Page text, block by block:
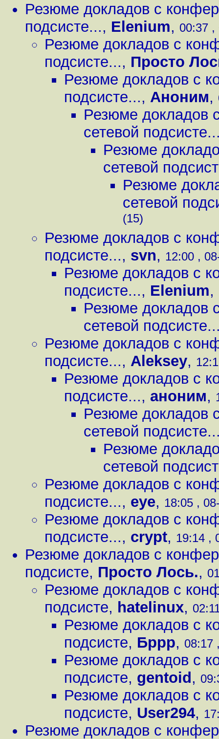
Резюме докладов с
подсисте..., Elenium, 00:37 ,
Резюме докладов с
подсисте..., Просто
Резюме докладов с
подсисте..., Аноним,
Резюме докладов
сетевой
Резюме
сетевой
Резюме
сетевой
(15)
Резюме докладов с
подсисте..., svn, 12:00 ,
Резюме докладов с
подсисте..., Elenium,
Резюме докладов
сетевой
Резюме докладов с
подсисте..., Aleksey,
Резюме докладов с
подсисте..., аноним,
Резюме докладов
сетевой
Резюме
сетевой
Резюме докладов с
подсисте..., eye, 18:05 ,
Резюме докладов с
подсисте..., crypt, 19:14 ,
Резюме докладов с
подсисте, Просто Лось.,
Резюме докладов с
подсисте, hatelinux,
Резюме докладов с
подсисте, Бррр, 08:17
Резюме докладов с
подсисте, gentoid ,
Резюме докладов с
подсисте, User294,
Резюме докладов с